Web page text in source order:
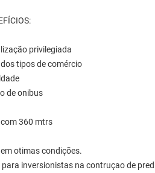
privilegiada
tipos de comércio
de onibus
360 mtrs
otimas condições.
para inversionistas na contruçao de